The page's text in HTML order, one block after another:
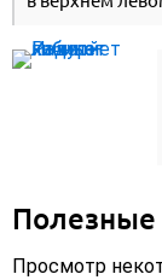
Полезные
Просмотр